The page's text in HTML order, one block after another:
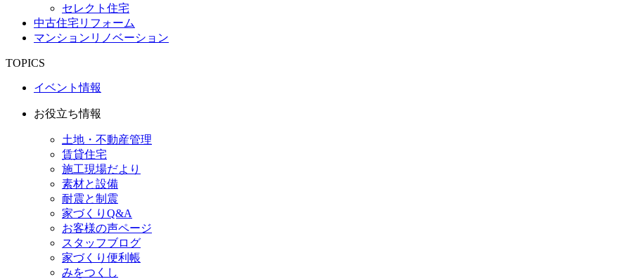
セレクト住宅
中古住宅リフォーム
マンションリノベーション
TOPICS
イベント情報
お役立ち情報
土地・不動産管理
賃貸住宅
施工現場だより
素材と設備
耐震と制震
家づくりQ&A
お客様の声ページ
スタッフブログ
家づくり便利帳
みをつくし